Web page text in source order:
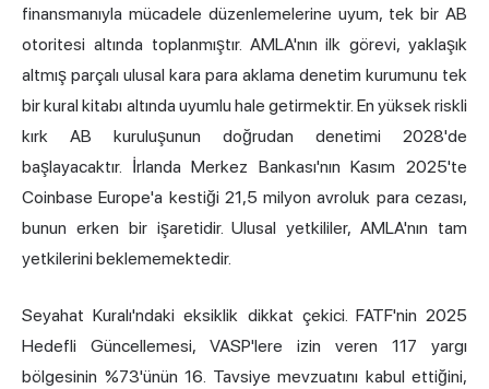
finansmanıyla mücadele düzenlemelerine uyum, tek bir AB
otoritesi altında toplanmıştır. AMLA'nın ilk görevi, yaklaşık
altmış parçalı ulusal kara para aklama denetim kurumunu tek
bir kural kitabı altında uyumlu hale getirmektir. En yüksek riskli
kırk AB kuruluşunun doğrudan denetimi 2028'de
başlayacaktır. İrlanda Merkez Bankası'nın Kasım 2025'te
Coinbase Europe'a kestiği 21,5 milyon avroluk para cezası,
bunun erken bir işaretidir. Ulusal yetkililer, AMLA'nın tam
yetkilerini beklememektedir.
Seyahat Kuralı'ndaki eksiklik dikkat çekici. FATF'nin 2025
Hedefli Güncellemesi, VASP'lere izin veren 117 yargı
bölgesinin %73'ünün 16. Tavsiye mevzuatını kabul ettiğini,